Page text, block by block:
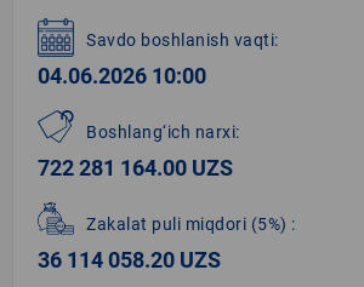
Savdo boshlanish vaqti:
04.06.2026 10:00
Boshlang‘ich narxi:
722 281 164.00 UZS
Zakalat puli miqdori (5%) :
36 114 058.20 UZS